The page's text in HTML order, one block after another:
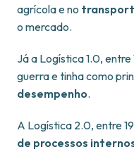
agrícola e no
o mercado.
Já a Logística 1.0,
guerra e tinha como
desempenho.
A Logística 2.0, entre
de processos